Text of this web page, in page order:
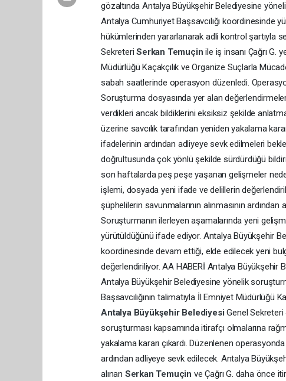
gözaltında Antalya Büyükşehir Belediyesine
Antalya Cumhuriyet Başsavcılığı koordinesinde
hükümlerinden yararlanarak adli kontrol şartıyla
SekreteriSerkan Temuçinile iş insanı Çağrı G.
Müdürlüğü Kaçakçılık ve Organize Suçlarla
sabah saatlerinde operasyon düzenledi.
Soruşturma dosyasında yer alan
verdikleri ancak bildiklerini eksiksiz şekilde
üzerine savcılık tarafından yeniden yakalama
ifadelerinin ardından adliyeye sevk edilmeleri
doğrultusunda çok yönlü şekilde sürdürdüğü
son haftalarda peş peşe yaşanan gelişmeler
işlemi, dosyada yeni ifade ve delillerin
şüphelilerin savunmalarının alınmasının
Soruşturmanın ilerleyen aşamalarında yeni
yürütüldüğünü ifade ediyor. Antalya Büyükşehir
koordinesinde devam ettiği, elde edilecek yeni
değerlendiriliyor. AA HABERİ Antalya Büyükşehir
Antalya Büyükşehir Belediyesine yönelik
Başsavcılığının talimatıyla İl Emniyet Müdürlüğü
Antalya Büyükşehir BelediyesiGenel Sekreteri
soruşturması kapsamında itirafçı olmalarına
yakalama kararı çıkardı. Düzenlenen
ardından adliyeye sevk edilecek. Antalya
alınan Serkan Temuçin ve Çağrı G. daha önce